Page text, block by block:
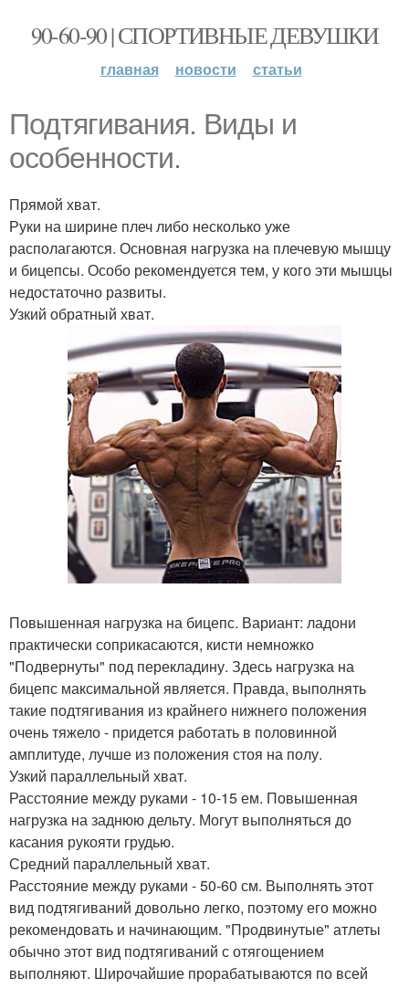
90-60-90 | СПОРТИВНЫЕ ДЕВУШКИ
главная новости статьи
Подтягивания. Виды и
особенности.
Прямой хват.
Руки на ширине плеч либо несколько уже
располагаются. Основная нагрузка на плечевую мышцу
и бицепсы. Особо рекомендуется тем, у кого эти мышцы
недостаточно развиты.
Узкий обратный хват.
Повышенная нагрузка на бицепс. Вариант: ладони
практически соприкасаются, кисти немножко
"Подвернуты" под перекладину. Здесь нагрузка на
бицепс максимальной является. Правда, выполнять
такие подтягивания из крайнего нижнего положения
очень тяжело - придется работать в половинной
амплитуде, лучше из положения стоя на полу.
Узкий параллельный хват.
Расстояние между руками - 10-15 ем. Повышенная
нагрузка на заднюю дельту. Могут выполняться до
касания рукояти грудью.
Средний параллельный хват.
Расстояние между руками - 50-60 см. Выполнять этот
вид подтягиваний довольно легко, поэтому его можно
рекомендовать и начинающим. "Продвинутые" атлеты
обычно этот вид подтягиваний с отягощением
выполняют. Широчайшие прорабатываются по всей